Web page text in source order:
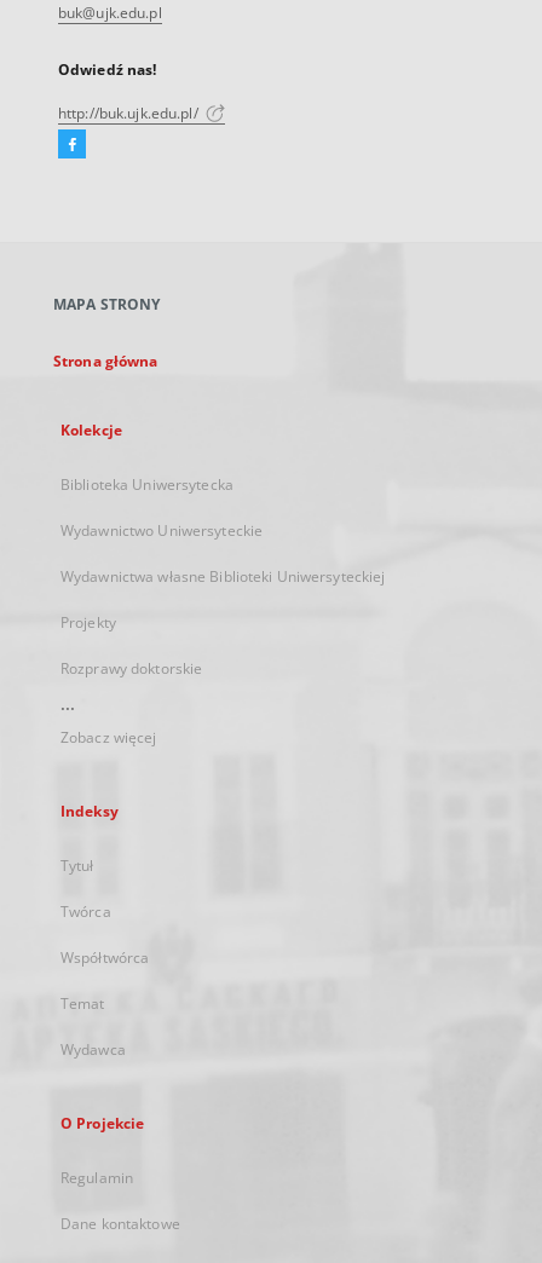
buk@ujk.edu.pl
Odwiedź nas!
http://buk.ujk.edu.pl/
Facebook
karcie
MAPA STRONY
Strona główna
Kolekcje
Biblioteka Uniwersytecka
Wydawnictwo Uniwersyteckie
Wydawnictwa własne Biblioteki Uniwersyteckiej
Projekty
Rozprawy doktorskie
...
Zobacz więcej
Indeksy
Tytuł
Twórca
Współtwórca
Temat
Wydawca
O Projekcie
Regulamin
Dane kontaktowe